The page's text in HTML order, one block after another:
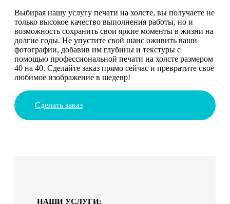
Выбирая нашу услугу печати на холсте, вы получаете не
только высокое качество выполнения работы, но и
возможность сохранить свои яркие моменты в жизни на
долгие годы. Не упустите свой шанс оживить ваши
фотографии, добавив им глубины и текстуры с
помощью профессиональной печати на холсте размером
40 на 40. Сделайте заказ прямо сейчас и превратите своё
любимое изображение в шедевр!
Сделать заказ
НАШИ УСЛУГИ: